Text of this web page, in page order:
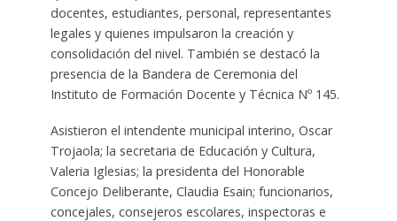
docentes, estudiantes, personal, representantes
legales y quienes impulsaron la creación y
consolidación del nivel. También se destacó la
presencia de la Bandera de Ceremonia del
Instituto de Formación Docente y Técnica Nº 145.
Asistieron el intendente municipal interino, Oscar
Trojaola; la secretaria de Educación y Cultura,
Valeria Iglesias; la presidenta del Honorable
Concejo Deliberante, Claudia Esain; funcionarios,
concejales, consejeros escolares, inspectoras e